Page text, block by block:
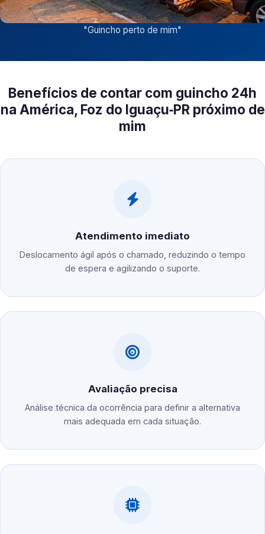
"Guincho perto de mim"
Benefícios de contar com guincho 24h
na América, Foz do Iguaçu‑PR próximo de
mim
Atendimento imediato
Deslocamento ágil após o chamado, reduzindo o tempo
de espera e agilizando o suporte.
Avaliação precisa
Análise técnica da ocorrência para definir a alternativa
mais adequada em cada situação.